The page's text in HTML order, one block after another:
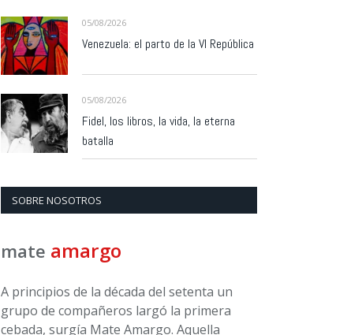
05/08/2026
Venezuela: el parto de la VI República
05/08/2026
Fidel, los libros, la vida, la eterna
batalla
SOBRE NOSOTROS
mate amargo
A principios de la década del setenta un
grupo de compañeros largó la primera
cebada, surgía Mate Amargo. Aquella